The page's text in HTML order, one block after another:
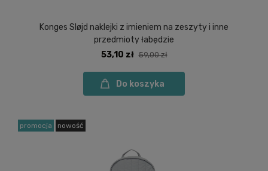
Konges Sløjd naklejki z imieniem na zeszyty i inne
przedmioty łabędzie
53,10 zł 59,00 zł
Do koszyka
promocja nowość